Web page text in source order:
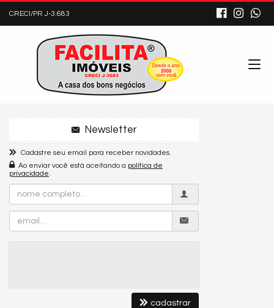
CRECI/PR J-3.683
Newsletter
Cadastre seu email para receber novidades.
Ao enviar você está aceitando a política de
privacidade.
Completo
cadastrar